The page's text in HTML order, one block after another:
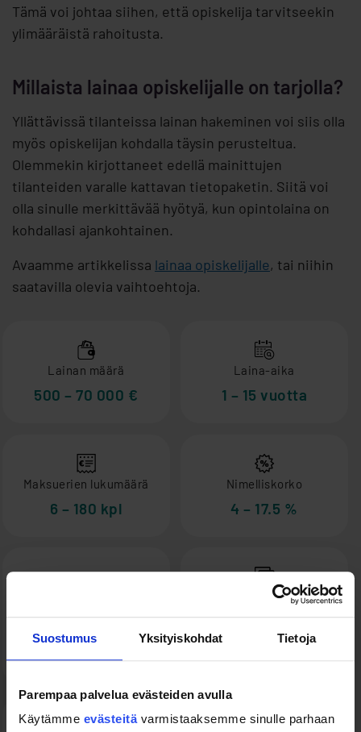
Suostumus Yksityiskohdat Tietoja
Parempaa palvelua evästeiden avulla
Käytämme evästeitä varmistaaksemme sinulle parhaan
Tämä voi johtaa siihen, että opiskelija tarvitseekin
ylimääräistä rahoitusta.
Millaista lainaa opiskelijalle on tarjolla?
Yllättävissä tilanteissa lainan hakeminen voi siis olla
myös opiskelijan kohdalla täysin perusteltua.
Olemmekin kirjottaneet edellä mainittujen
tilanteiden varalle kattavan tietopaketin. Siitä voi
olla sinulle merkittävää hyötyä, kun opintolaina on
kohdallasi ajankohtainen.
Avaamme artikkelissa lainaa opiskelijalle, tai niihin
saatavilla olevia vaihtoehtoja.
Lainan määrä
500 – 70 000 €
Laina-aika
1 – 15 vuotta
Maksuerien lukumäärä
6 – 180 kpl
Nimelliskorko
4 – 17.5 %
4 – 35 %
Lyhennystavat
Annuiteetti,
tasaerä tai